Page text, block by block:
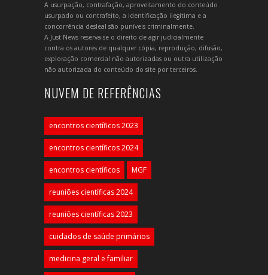
A usurpação, contrafação, aproveitamento do conteúdo
usurpado ou contrafeito, a identificação ilegítima e a
concorrência desleal são puníveis criminalmente.
A Just News reserva-se o direito de agir judicialmente
contra os autores de qualquer cópia, reprodução, difusão,
exploração comercial não autorizadas ou outra utilização
não autorizada do conteúdo do site por terceiros.
NUVEM DE REFERÊNCIAS
encontros científicos 2023
encontros científicos 2024
encontros científicos MGF
reuniões científicas 2024
reuniões científicas 2023
cuidados de saúde primários
medicina geral e familiar